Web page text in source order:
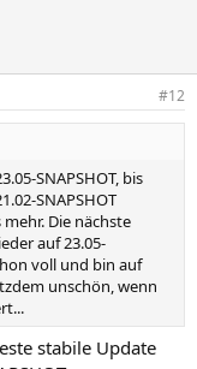
#12
SNAPSHOT, bis
SNAPSHOT
Die nächste
auf 23.05-
voll und bin auf
unschön, wenn
stabile Update